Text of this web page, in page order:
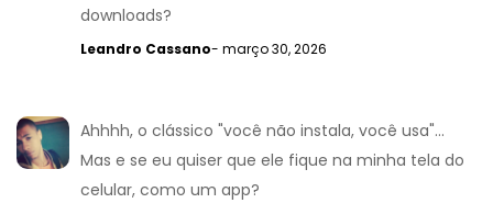
downloads?
Leandro Cassano- março 30, 2026
Ahhhh, o clássico "você não instala, você usa"...
Mas e se eu quiser que ele fique na minha tela do
celular, como um app?